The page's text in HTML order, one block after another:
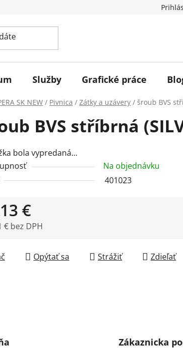
Služby Grafické práce
SK NEW / Pivnica / Zátky a uzávery / šroub BVS
BVS stříbrná
bola vypredaná…
Na objednávku
401023
€
€ bez DPH
Opýtať sa Strážiť Zdieľať
Zákaznicka